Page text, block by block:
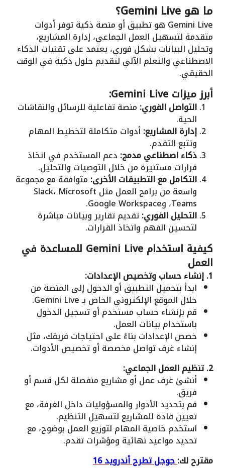
ما هو Gemini Live؟
Gemini Live هو تطبيق أو منصة ذكية توفر أدوات
متقدمة لتسهيل العمل الجماعي، إدارة المشاريع،
وتحليل البيانات بشكل فوري، يعتمد على تقنيات الذكاء
الاصطناعي والتعلم الآلي لتقديم حلول ذكية في الوقت
الحقيقي.
أبرز ميزات Gemini Live:
التواصل الفوري: منصة تفاعلية للرسائل والنقاشات
الحية.
إدارة المشاريع: أدوات متكاملة لتخطيط المهام
وتتبع التقدم.
ذكاء اصطناعي مدمج: دعم المستخدم في اتخاذ
قرارات مستنيرة من خلال التوصيات والتحليل.
التكامل مع التطبيقات الأخرى: متوافقة مع مجموعة
واسعة من برامج العمل مثل Slack، Microsoft
Teams، وGoogle Workspace.
التحليل الفوري:تقديم تقارير وبيانات مباشرة
لتحسين الفهم واتخاذ القرارات.
كيفية استخدام Gemini Live للمساعدة في
العمل
1. إنشاء حساب وتخصيص الإعدادات:
ابدأ بتحميل التطبيق أو الدخول إلى المنصة من
خلال الموقع الإلكتروني الخاص بـ Gemini Live.
قم بإنشاء حساب مستخدم أو تسجيل الدخول
باستخدام بيانات العمل.
خصص الإعدادات بناءً على احتياجات فريقك، مثل
إنشاء غرف تواصل مخصصة أو تخصيص الأدوات.
2. تنظيم العمل الجماعي:
أنشئ غرف عمل أو مشاريع منفصلة لكل قسم أو
فريق.
قم بتحديد الأدوار والمسؤوليات داخل الغرفة، مع
تعيين قادة للمشاريع لتسهيل التنظيم.
استخدم خاصية المهام لتوزيع العمل بوضوح، مع
تحديد مواعيد نهائية ومؤشرات تقدم.
مقترح لك:جوجل تطرح أندرويد 16